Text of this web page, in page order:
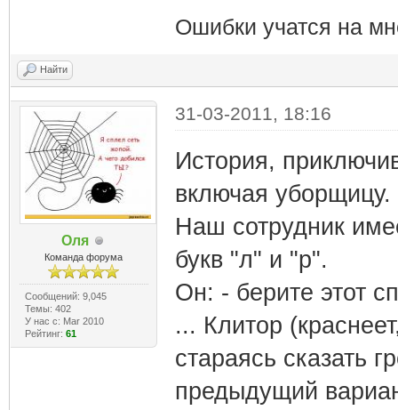
Ошибки учатся на
Найти
Оля
Команда форума
Сообщений: 9,045
Темы: 402
У нас с: Mar 2010
Рейтинг: 61
31-03-2011, 18:16
История,
включая уборщицу.
Наш сотрудник
букв "л" и "р".
Он: - берите этот
... Клитор
стараясь сказать
предыдущий